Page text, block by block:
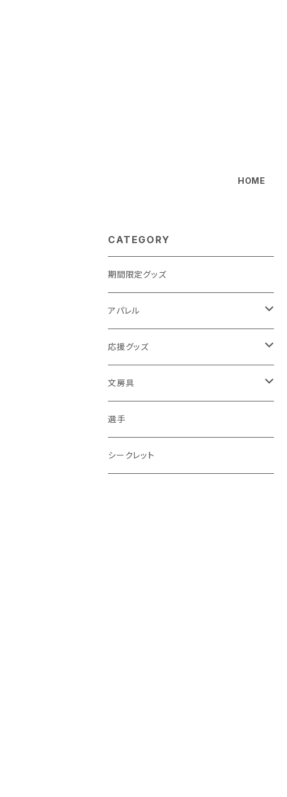
HOME
CATEGORY
期間限定グッズ
アパレル
Tシャツ
タオル
マスク
パーカー
応援グッズ
メガホン
選手名鑑
くまちゃん
文房具
ペン
色紙
選手
シークレット